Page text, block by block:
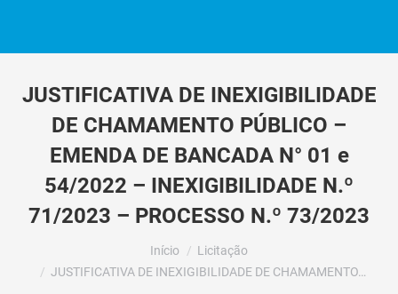
JUSTIFICATIVA DE INEXIGIBILIDADE
DE CHAMAMENTO PÚBLICO –
EMENDA DE BANCADA N° 01 e
54/2022 – INEXIGIBILIDADE N.º
71/2023 – PROCESSO N.º 73/2023
Início
Licitação
JUSTIFICATIVA DE INEXIGIBILIDADE DE CHAMAMENTO…